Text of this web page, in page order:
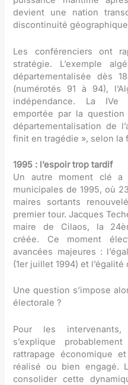
devient une nation
discontinuité
Les conférenciers ont
stratégie. L’exemple
départementalisée dès
(numérotés 91 à 94),
indépendance. La IVe
emportée par la
départementalisation de
finit en tragédie », selon la
1995 : l’espoir trop tardif
Un autre moment clé
municipales de 1995, où
maires sortants
premier tour. Jacques
maire de Cilaos, la
créée. Ce moment
avancées majeures :
(1er juillet 1994) et l’égalité
Une question s’impose
électorale ?
Pour les
s’explique
rattrapage économique
réalisé ou bien engagé.
consolider cette